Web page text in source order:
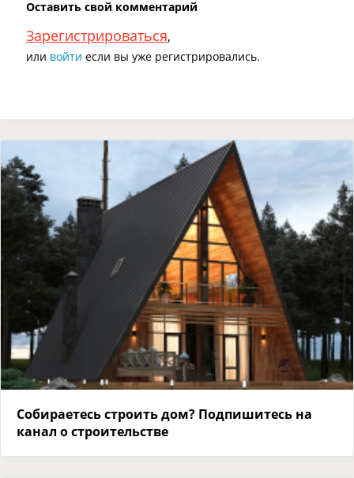
Оставить свой комментарий
Зарегистрироваться,
или войти если вы уже регистрировались.
Собираетесь строить дом? Подпишитесь на
канал о строительстве